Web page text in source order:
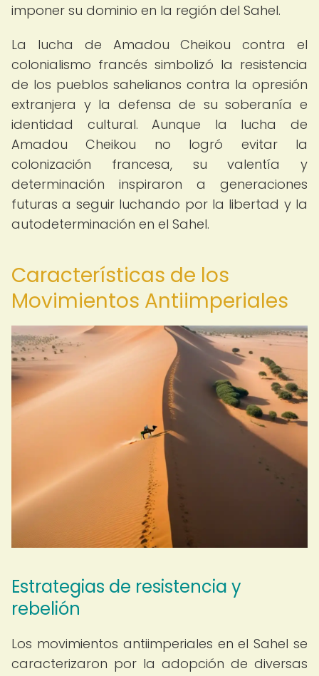
imponer su dominio en la región del Sahel.
La lucha de Amadou Cheikou contra el
colonialismo francés simbolizó la resistencia
de los pueblos sahelianos contra la opresión
extranjera y la defensa de su soberanía e
identidad cultural. Aunque la lucha de
Amadou Cheikou no logró evitar la
colonización francesa, su valentía y
determinación inspiraron a generaciones
futuras a seguir luchando por la libertad y la
autodeterminación en el Sahel.
Características de los
Movimientos Antiimperiales
Estrategias de resistencia y
rebelión
Los movimientos antiimperiales en el Sahel se
caracterizaron por la adopción de diversas